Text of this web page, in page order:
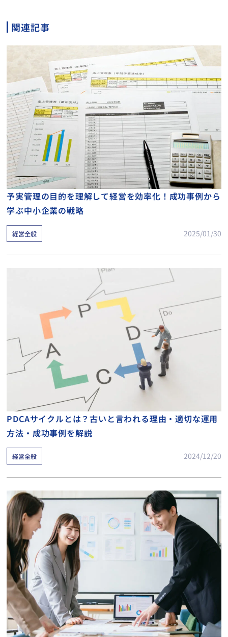
関連記事
予実管理の目的を理解して経営を効率化！成功事例から
学ぶ中小企業の戦略
経営全般 2025/01/30
PDCAサイクルとは？古いと言われる理由・適切な運用
方法・成功事例を解説
経営全般 2024/12/20